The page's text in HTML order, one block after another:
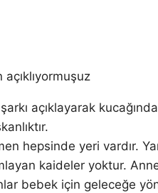
açıklayarak
hepsinde yeri vardır.
kaideler yoktur.
bebek için geleceğe